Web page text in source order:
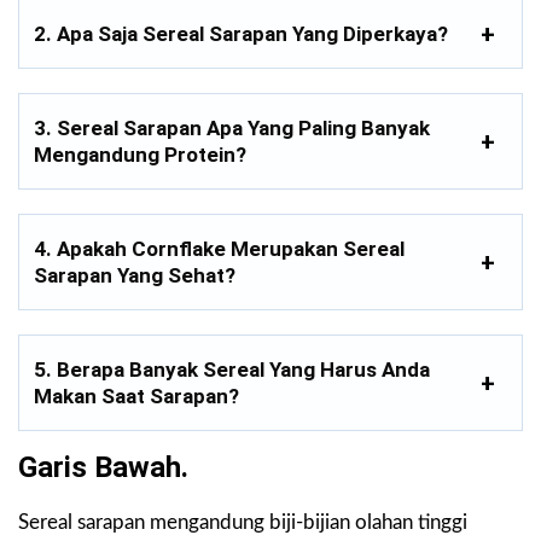
2. Apa Saja Sereal Sarapan Yang Diperkaya?
3. Sereal Sarapan Apa Yang Paling Banyak
Mengandung Protein?
4. Apakah Cornflake Merupakan Sereal
Sarapan Yang Sehat?
5. Berapa Banyak Sereal Yang Harus Anda
Makan Saat Sarapan?
Garis Bawah.
Sereal sarapan mengandung biji-bijian olahan tinggi